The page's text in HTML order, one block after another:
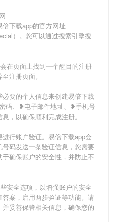
下载app的官方网址
）。您可以通过搜索引擎搜
在页面上找到一个醒目的注册
注册页面。
要的个人信息来创建易倍下载
码、❥电子邮件地址、❥手机号
，以确保顺利完成注册。
行账户验证。易倍下载app会
码发送一条验证信息，您需要
确保账户的安全性，并防止不
安全选项，以增强账户的安全
案，启用两步验证等功能。请
妥善保管相关信息，确保您的